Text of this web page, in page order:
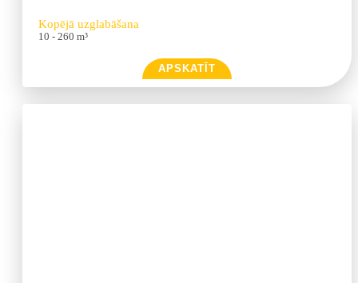
Kopējā uzglabāšana
10 - 260 m³
APSKATĪT